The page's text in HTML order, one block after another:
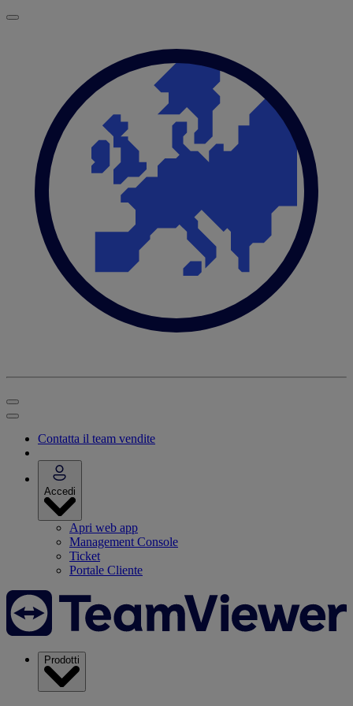
Contatta il team vendite
Accedi
Apri web app
Management Console
Ticket
Portale Cliente
Prodotti